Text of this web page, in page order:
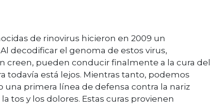
de rinovirus hicieron en 2009 un
decodificar el genoma de estos virus,
creen, pueden conducir finalmente a la cura del
todavía está lejos. Mientras tanto, podemos
primera línea de defensa contra la nariz
tos y los dolores. Estas curas provienen